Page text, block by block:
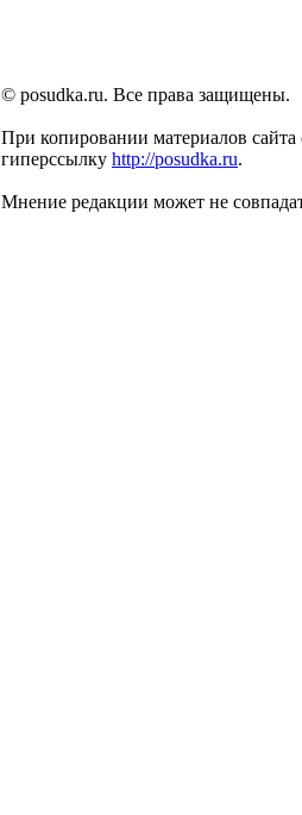
© posudka.ru. Все права защищены.
При копировании материалов сайта
гиперссылку http://posudka.ru.
Мнение редакции может не